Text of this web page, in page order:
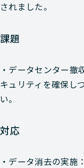
されました。
課題
・データセンター撤
キュリティを確保し
い。
対応
・データ消去の実施